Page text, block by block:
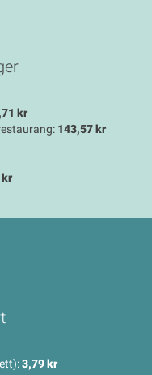
kr
143,57 kr
kr
3,79 kr